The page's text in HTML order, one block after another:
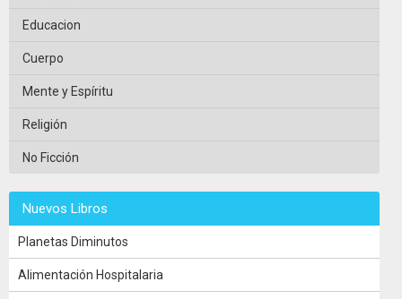
Educacion
Cuerpo
Mente y Espíritu
Religión
No Ficción
Nuevos Libros
Planetas Diminutos
Alimentación Hospitalaria